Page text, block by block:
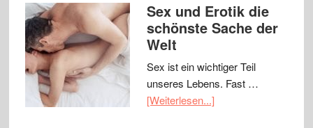
Sex und Erotik die
schönste Sache der
Welt
Sex ist ein wichtiger Teil
unseres Lebens. Fast …
[Weiterlesen...]